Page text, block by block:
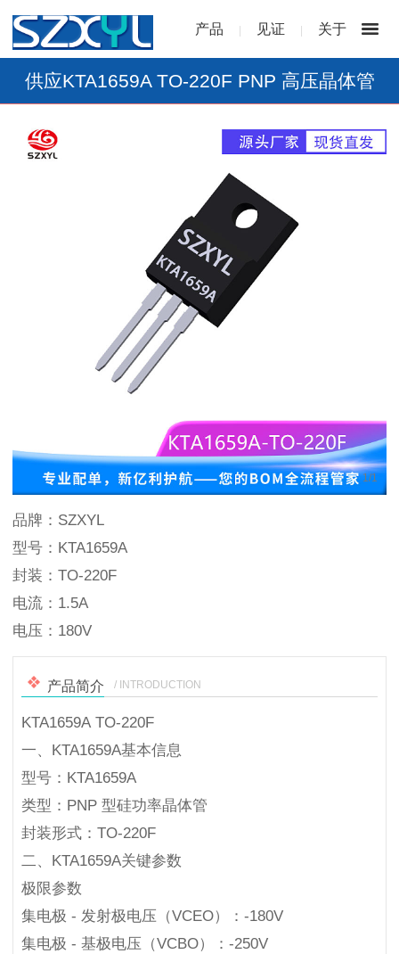
产品 | 见证 | 关于
供应KTA1659A TO-220F PNP 高压晶体管
1/1
品牌：SZXYL
型号：KTA1659A
封装：TO-220F
电流：1.5A
电压：180V
产品简介 / INTRODUCTION
KTA1659A TO-220F
一、KTA1659A基本信息
型号：KTA1659A
类型：PNP 型硅功率晶体管
封装形式：TO-220F
二、KTA1659A关键参数
极限参数
集电极 - 发射极电压（VCEO）：-180V
集电极 - 基极电压（VCBO）：-250V